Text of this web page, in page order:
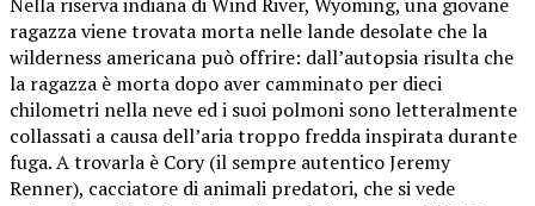
ragazza viene trovata morta nelle lande desolate che la
wilderness americana può offrire: dall’autopsia risulta che
la ragazza è morta dopo aver camminato per dieci
chilometri nella neve ed i suoi polmoni sono letteralmente
collassati a causa dell’aria troppo fredda inspirata durante
fuga. A trovarla è Cory (il sempre autentico Jeremy
Renner), cacciatore di animali predatori, che si vede